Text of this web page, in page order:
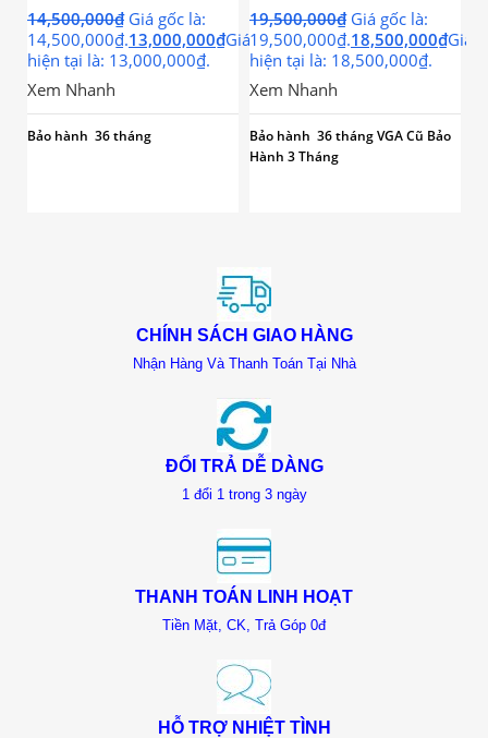
10100F/Ram8GB/G
T1030/SSD120GB/
24icnh)
14,500,000₫ Giá gốc là:
14,500,000₫.13,000,000₫Giá
hiện tại là: 13,000,000₫.
Xem Nhanh
Bảo hành 36 tháng
10400F/Ram16GB/
GTX1050TI/SSD12
0GB)
19,500,000₫ Giá gốc là:
19,500,000₫.18,500,000₫Giá
hiện tại là: 18,500,000₫.
Xem Nhanh
Bảo hành 36 tháng VGA Cũ Bảo
Hành 3 Tháng
CHÍNH SÁCH GIAO HÀNG
Nhận Hàng Và Thanh Toán Tại Nhà
ĐỔI TRẢ DỄ DÀNG
1 đổi 1 trong 3 ngày
THANH TOÁN LINH HOẠT
Tiền Mặt, CK, Trả Góp 0đ
HỖ TRỢ NHIỆT TÌNH